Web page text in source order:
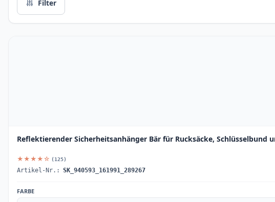
Filter
Reflektierender Sicherheitsanhänger Bär für Rucksäcke, Schlüsselbund
★★★★☆ (125)
Artikel-Nr.: SK_940593_161991_289267
FARBE